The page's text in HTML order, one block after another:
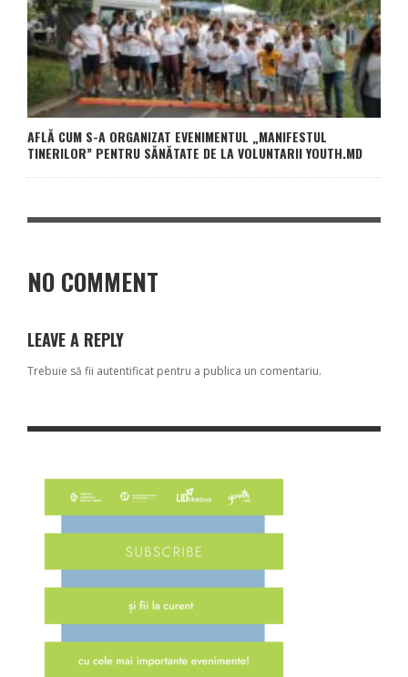
AFLĂ CUM S-A ORGANIZAT EVENIMENTUL „MANIFESTUL
TINERILOR” PENTRU SĂNĂTATE DE LA VOLUNTARII YOUTH.MD
NO COMMENT
LEAVE A REPLY
Trebuie să fii autentificat pentru a publica un comentariu.